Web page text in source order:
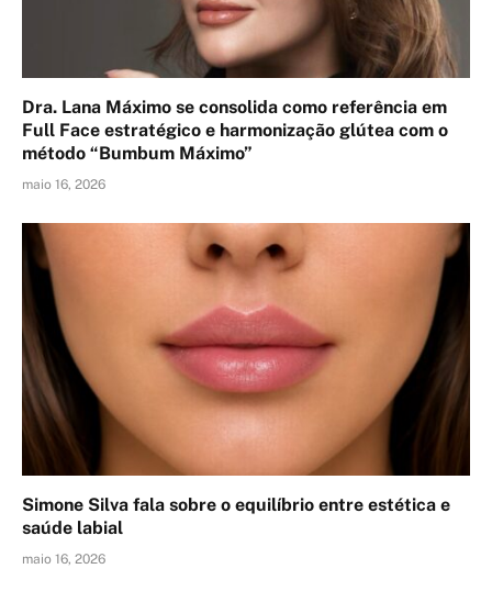
Dra. Lana Máximo se consolida como referência em
Full Face estratégico e harmonização glútea com o
método “Bumbum Máximo”
maio 16, 2026
Simone Silva fala sobre o equilíbrio entre estética e
saúde labial
maio 16, 2026